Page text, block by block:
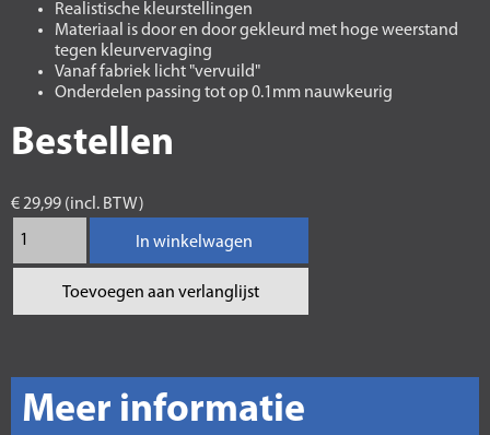
Realistische kleurstellingen
Materiaal is door en door gekleurd met hoge weerstand
tegen kleurvervaging
Vanaf fabriek licht "vervuild"
Onderdelen passing tot op 0.1mm nauwkeurig
Bestellen
€ 29,99 (incl. BTW)
In winkelwagen
Toevoegen aan verlanglijst
Meer informatie